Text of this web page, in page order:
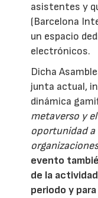
asistentes y
(Barcelona
un espacio
electrónicos.
Dicha
junta actual,
dinámica
metaverso y
oportunidad a
evento
de la
periodo y